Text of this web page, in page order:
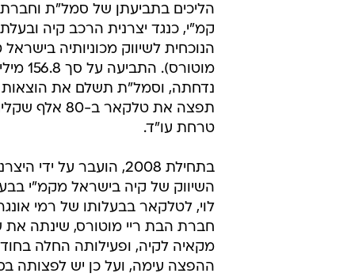
הליכים בתביעתן של סמל"ת
קמ"י, כנגד יצרנית הרכב קיה ובעלת
הנוכחית לשיווק מכוניותיה
מוטורס).
נדחתה, וסמל"ת תשלם את
תפצה את טלקאר
טרחת עו"ד.
בתחילת 2008, הועבר על ידי
השיווק של קיה בישראל מקמ"י
לוי, לטלקאר בבעלותו של רמי
חברת הבת ריי מוטורס, שינתה
מקאיה לקיה, ופעילותה החלה
ההפצה עימה, ועל כן יש לפצותה